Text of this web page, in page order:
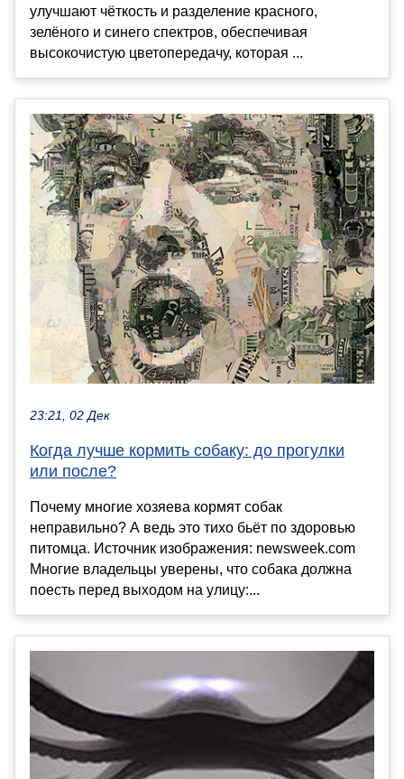
улучшают чёткость и разделение красного,
зелёного и синего спектров, обеспечивая
высокочистую цветопередачу, которая ...
23:21, 02 Дек
Когда лучше кормить собаку: до прогулки
или после?
Почему многие хозяева кормят собак
неправильно? А ведь это тихо бьёт по здоровью
питомца. Источник изображения: newsweek.com
Многие владельцы уверены, что собака должна
поесть перед выходом на улицу:...